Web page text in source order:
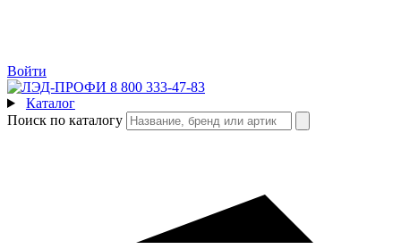
Войти
8 800 333-47-83
Каталог
Поиск по каталогу